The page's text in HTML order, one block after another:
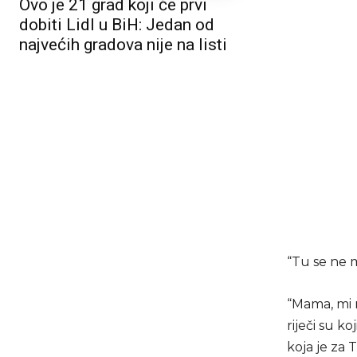
Ovo je 21 grad koji će prvi
dobiti Lidl u BiH: Jedan od
najvećih gradova nije na listi
“Tu se ne
“Mama,
riječi su
koja je za